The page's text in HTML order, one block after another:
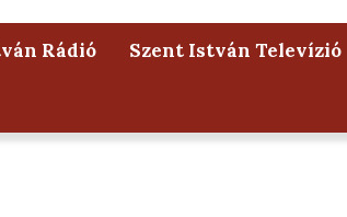
Rádió Szent István Televízió